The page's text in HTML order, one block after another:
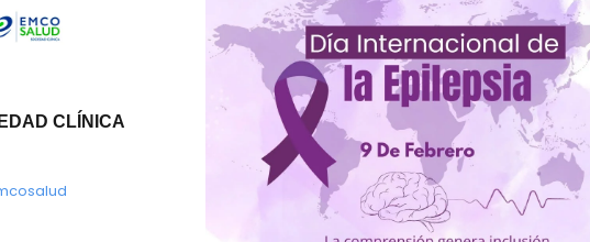
CLÍNICA